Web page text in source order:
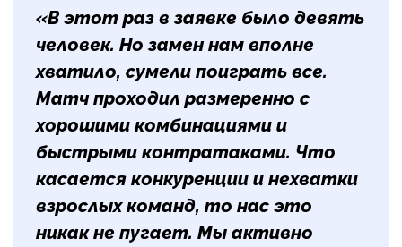
«В этот раз в заявке было девять
человек. Но замен нам вполне
хватило, сумели поиграть все.
Матч проходил размеренно с
хорошими комбинациями и
быстрыми контратаками. Что
касается конкуренции и нехватки
взрослых команд, то нас это
никак не пугает. Мы активно